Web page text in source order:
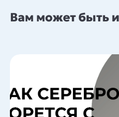
Вам может быть